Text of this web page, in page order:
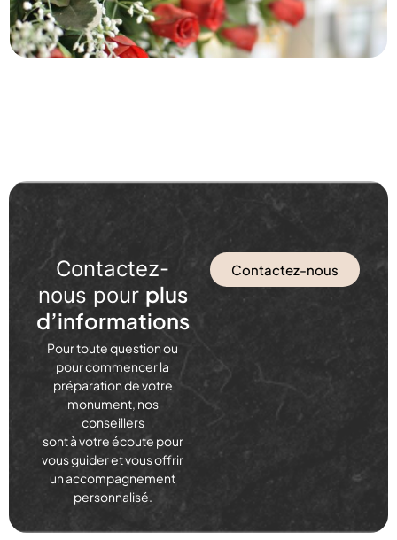
Contactez-
nous pour plus
d’informations
Pour toute question ou
pour commencer la
préparation de votre
monument, nos
conseillers
sont à votre écoute pour
vous guider et vous offrir
un accompagnement
personnalisé.
Contactez-nous